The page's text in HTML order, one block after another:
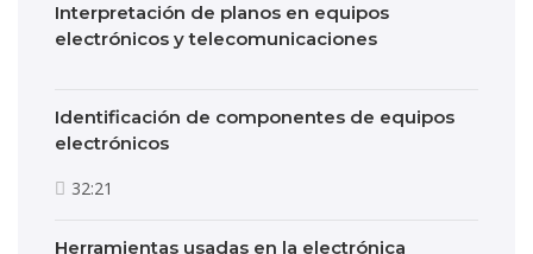
Interpretación de planos en equipos
electrónicos y telecomunicaciones
Identificación de componentes de equipos
electrónicos
32:21
Herramientas usadas en la electrónica